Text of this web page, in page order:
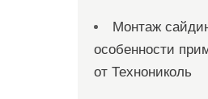
Монтаж
особенности
от Технониколь